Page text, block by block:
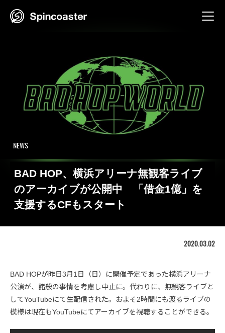
NEWS
BAD HOP、横浜アリーナ無観客ライブ
のアーカイブが公開中 「借金1億」を
支援するCFもスタート
2020.03.02
BAD HOPが昨日3月1日（日）に開催予定であった横浜アリーナ
公演が、諸般の事情を考慮し中止に。代わりに、無観客ライブと
してYouTubeにて生配信された。およそ2時間にも渡るライブの
模様は現在もYouTubeにてアーカイブを視聴することができる。